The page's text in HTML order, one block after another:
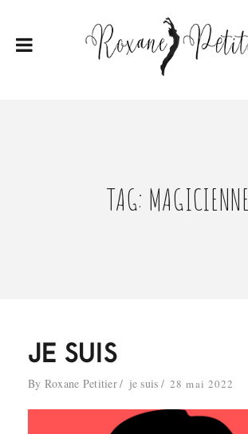
TAG: MAGICIENNE
JE SUIS
By Roxane Petitier je suis 28 mai 2022